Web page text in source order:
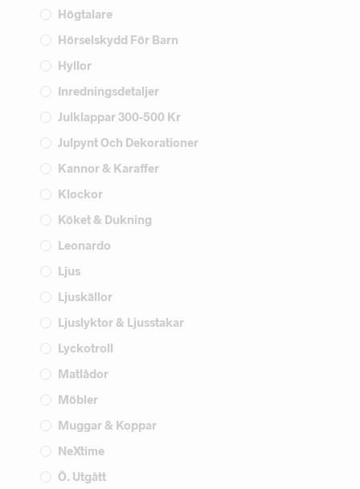
Högtalare
Hörselskydd För Barn
Hyllor
Inredningsdetaljer
Julklappar 300-500 Kr
Julpynt Och Dekorationer
Kannor & Karaffer
Klockor
Köket & Dukning
Leonardo
Ljus
Ljuskällor
Ljuslyktor & Ljusstakar
Lyckotroll
Matlådor
Möbler
Muggar & Koppar
NeXtime
Ö. Utgått